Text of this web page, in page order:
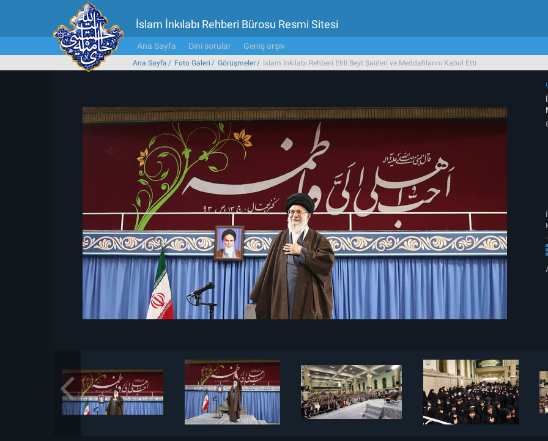
İslam İnkılabı Rehberi Bürosu Resmi Sitesi
Ana Sayfa Dini sorular Geniş arşiv
Ana Sayfa Foto Galeri Görüşmeler İslam İnkılabı Rehberi Ehli Beyt Şairleri ve Meddahlarını Kabul Etti